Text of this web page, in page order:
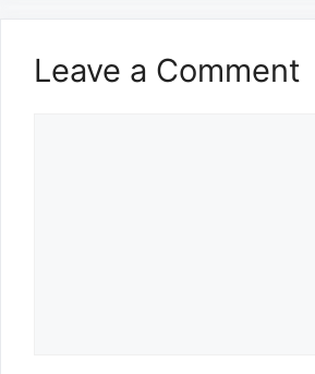
Leave a Comment